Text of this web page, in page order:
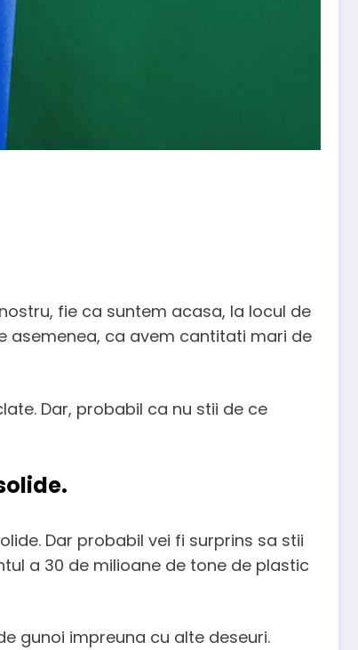
fie ca suntem acasa, la locul de
asemenea, ca avem cantitati mari de
Dar, probabil ca nu stii de ce
Dar probabil vei fi surprins sa stii
a 30 de milioane de tone de plastic
gunoi impreuna cu alte deseuri.